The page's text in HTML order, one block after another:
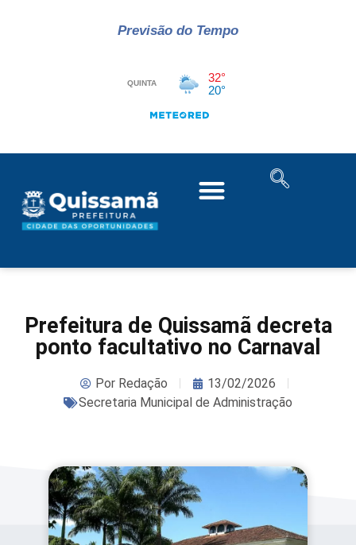
Previsão do Tempo
Prefeitura de Quissamã decreta
ponto facultativo no Carnaval
PorRedação
13/02/2026
Secretaria Municipal de Administração